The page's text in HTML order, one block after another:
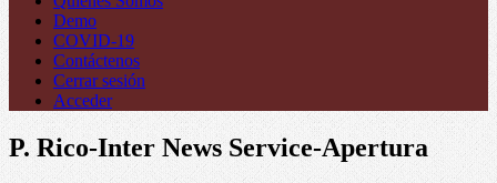
Demo
COVID-19
Contáctenos
Cerrar sesión
Acceder
P. Rico-Inter News Service-Apertura